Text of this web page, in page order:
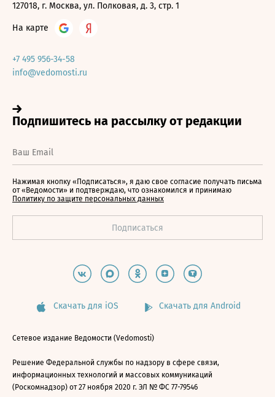
127018, г. Москва, ул. Полковая, д. 3, стр. 1
На карте
+7 495 956-34-58
info@vedomosti.ru
Нажимая кнопку «Подписаться», я даю свое согласие получать письма
от «Ведомости» и подтверждаю, что ознакомился и принимаю
Политику по защите персональных данных
Скачать для iOS Скачать для Android
Сетевое издание Ведомости (Vedomosti)
Решение Федеральной службы по надзору в сфере связи,
информационных технологий и массовых коммуникаций
(Роскомнадзор) от 27 ноября 2020 г. ЭЛ № ФС 77-79546